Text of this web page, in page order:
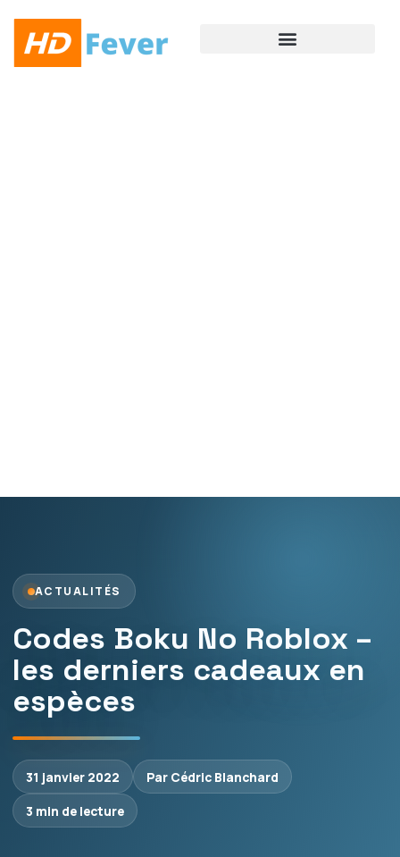
ACTUALITÉS
Codes Boku No Roblox –
les derniers cadeaux en
espèces
31 janvier 2022
Par Cédric Blanchard
3 min de lecture